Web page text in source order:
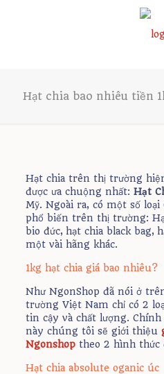
Hạt chia bao nhiêu tiền
Hạt chia trên thị trường
được ưa chuộng nhất: Hạt
Mỹ. Ngoài ra, có một số loại
phổ biến trên thị trường:
bio đức, hạt chia black bag,
một vài hãng khác.
1kg hạt chia giá bao nhiêu?
Như NgonShop đã nói ở
trường Việt Nam chỉ có 2
tin cậy và chất lượng.
này chúng tôi sẽ giới thiệu
Ngonshoptheo 2 hình thức
Hạt chia absolute oganic úc